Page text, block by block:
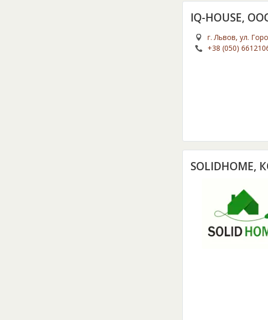
IQ-HOUSE,
г. Львов, ул.
+38 (050)